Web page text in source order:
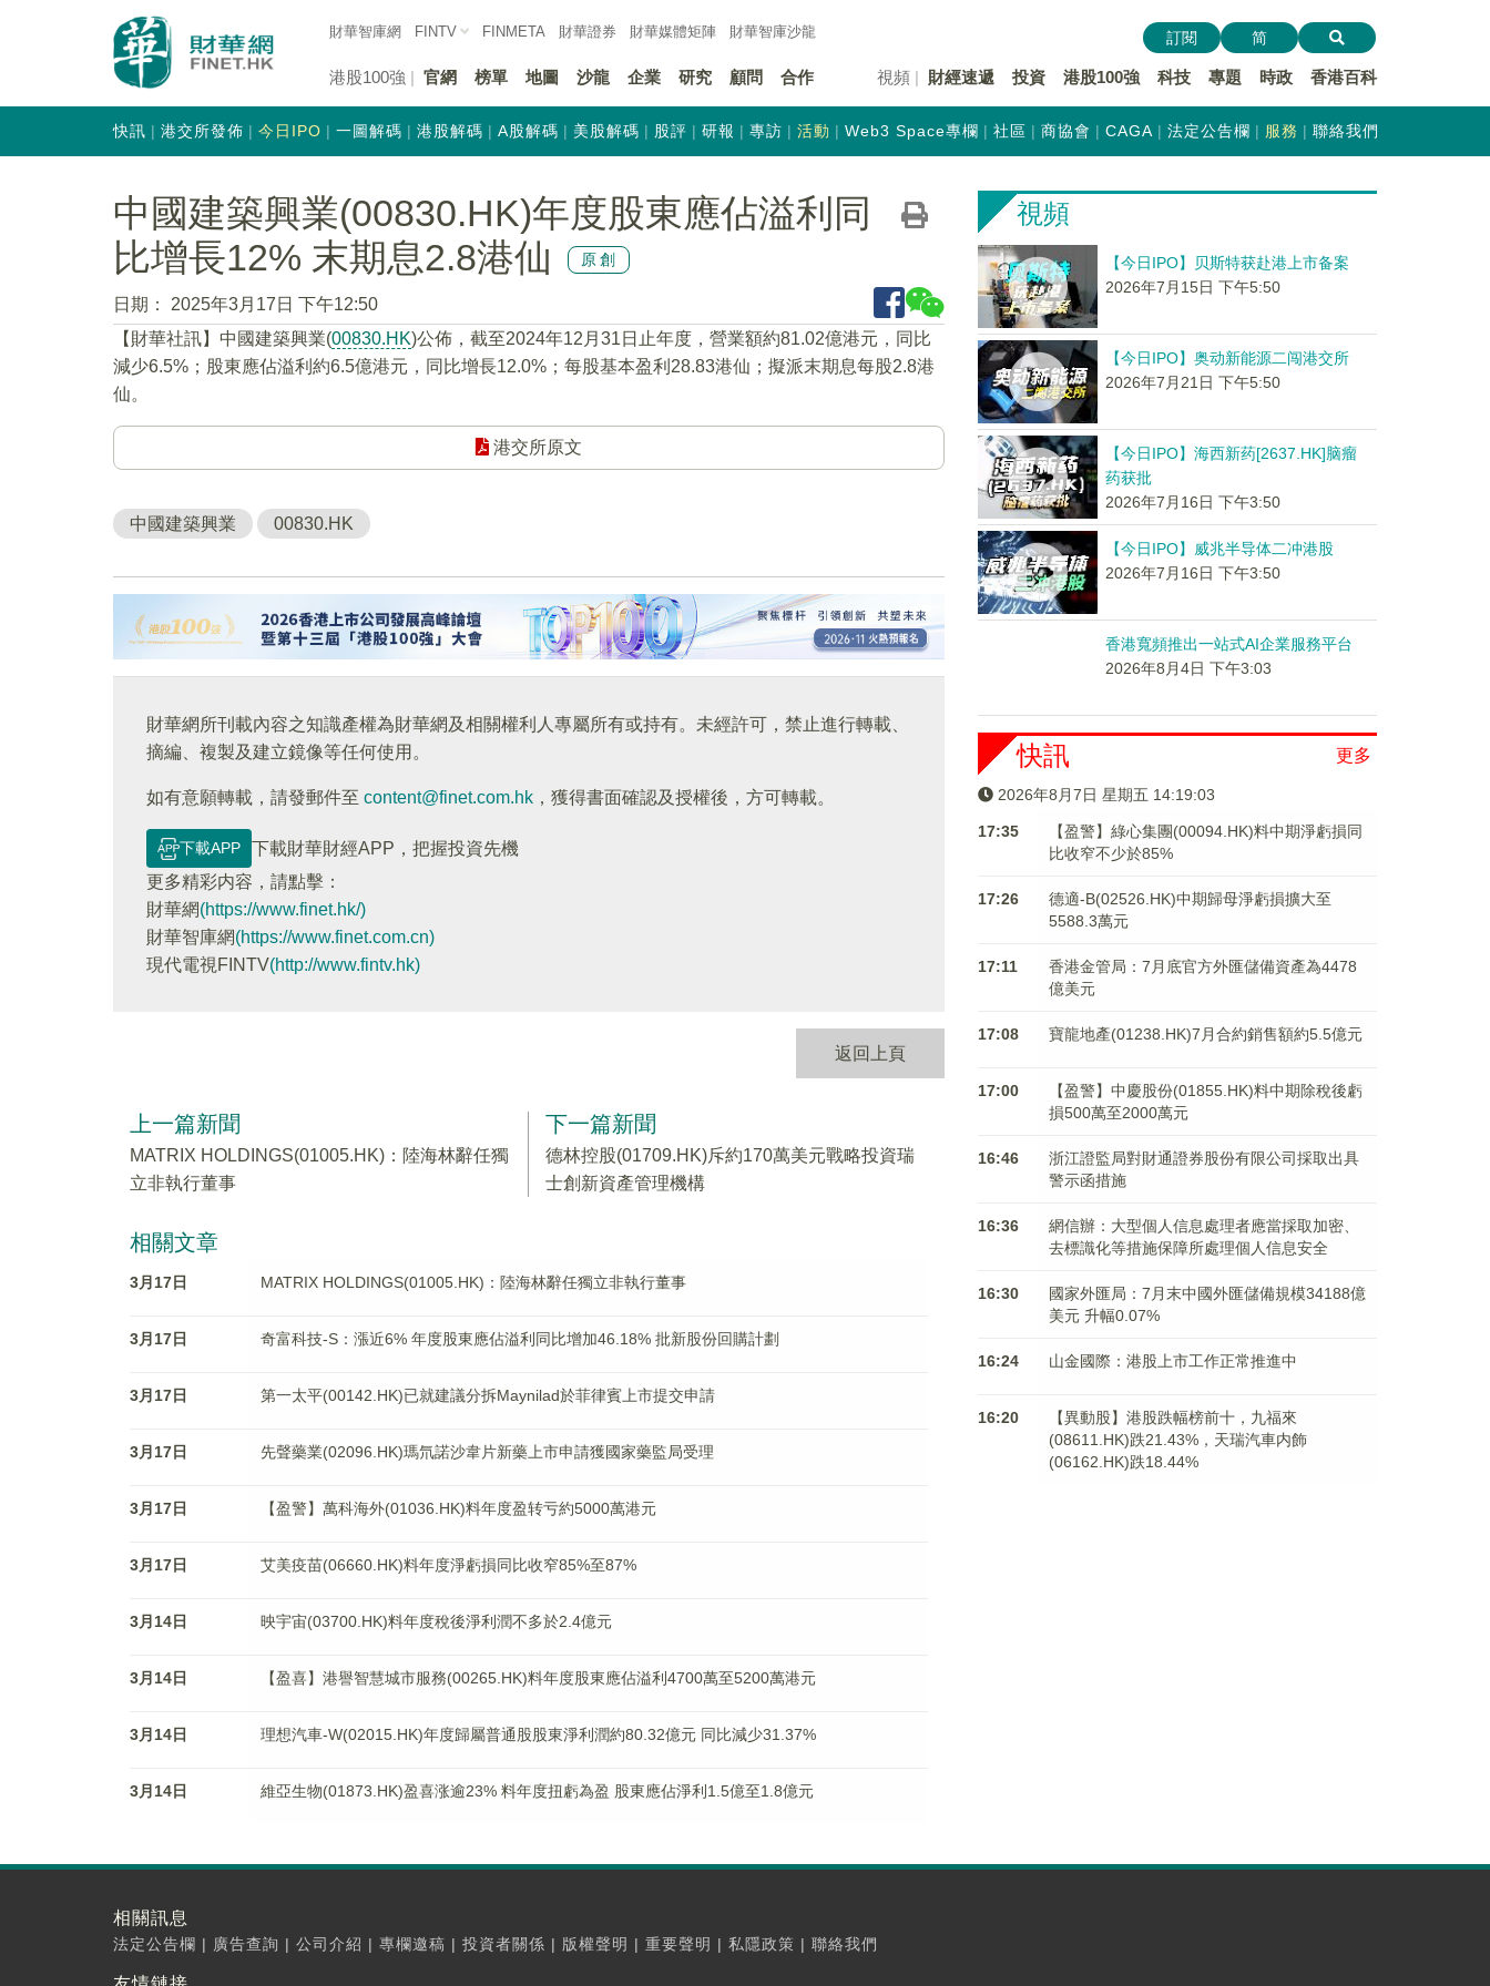
財華智庫網 FINTV FINMETA 財華證券 財華媒體矩陣 財華智庫沙龍
港股100強 官網 榜單 地圖 沙龍 企業 研究 顧問 合作 視頻 財經速遞 投資 港股100強 科技 專題 時政 香港百科
訂閱 简
快訊 港交所發佈 今日IPO 一圖解碼 港股解碼 A股解碼 美股解碼 股評 研報 專訪 活動 Web3 Space專欄 社區 商協會 CAGA 法定公告欄 服務 聯絡我們
中國建築興業(00830.HK)年度股東應佔溢利同
比增長12% 末期息2.8港仙
原創
日期：
2025年3月17日 下午12:50
【財華社訊】中國建築興業(00830.HK)公佈，截至2024年12月31日止年度，營業額約81.02億港元，同比
減少6.5%；股東應佔溢利約6.5億港元，同比增長12.0%；每股基本盈利28.83港仙；擬派末期息每股2.8港
仙。
港交所原文
中國建築興業 00830.HK
財華網所刊載內容之知識產權為財華網及相關權利人專屬所有或持有。未經許可，禁止進行轉載、
摘編、複製及建立鏡像等任何使用。
如有意願轉載，請發郵件至 content@finet.com.hk ，獲得書面確認及授權後，方可轉載。
下載APP
下載財華財經APP，把握投資先機
更多精彩内容，請點擊：
財華網(https://www.finet.hk/)
財華智庫網(https://www.finet.com.cn)
現代電視FINTV(http://www.fintv.hk)
返回上頁
上一篇新聞
MATRIX HOLDINGS(01005.HK)：陸海林辭任獨
立非執行董事
下一篇新聞
德林控股(01709.HK)斥約170萬美元戰略投資瑞
士創新資產管理機構
相關文章
3月17日 MATRIX HOLDINGS(01005.HK)：陸海林辭任獨立非執行董事
3月17日 奇富科技-S：漲近6% 年度股東應佔溢利同比增加46.18% 批新股份回購計劃
3月17日 第一太平(00142.HK)已就建議分拆Maynilad於菲律賓上市提交申請
3月17日 先聲藥業(02096.HK)瑪氘諾沙韋片新藥上市申請獲國家藥監局受理
3月17日 【盈警】萬科海外(01036.HK)料年度盈转亏約5000萬港元
3月17日 艾美疫苗(06660.HK)料年度淨虧損同比收窄85%至87%
3月14日 映宇宙(03700.HK)料年度稅後淨利潤不多於2.4億元
3月14日 【盈喜】港譽智慧城市服務(00265.HK)料年度股東應佔溢利4700萬至5200萬港元
3月14日 理想汽車-W(02015.HK)年度歸屬普通股股東淨利潤約80.32億元 同比減少31.37%
3月14日 維亞生物(01873.HK)盈喜涨逾23% 料年度扭虧為盈 股東應佔淨利1.5億至1.8億元
視頻
【今日IPO】贝斯特获赴港上市备案
2026年7月15日 下午5:50
【今日IPO】奥动新能源二闯港交所
2026年7月21日 下午5:50
【今日IPO】海西新药[2637.HK]脑瘤
药获批
2026年7月16日 下午3:50
【今日IPO】威兆半导体二冲港股
2026年7月16日 下午3:50
香港寬頻推出一站式AI企業服務平台
2026年8月4日 下午3:03
更多
快訊
2026年8月7日 星期五 14:19:03
17:35
【盈警】綠心集團(00094.HK)料中期淨虧損同
比收窄不少於85%
17:26
德適-B(02526.HK)中期歸母淨虧損擴大至
5588.3萬元
17:11
香港金管局：7月底官方外匯儲備資產為4478
億美元
17:08 寶龍地產(01238.HK)7月合約銷售額約5.5億元
17:00
【盈警】中慶股份(01855.HK)料中期除稅後虧
損500萬至2000萬元
16:46
浙江證監局對財通證券股份有限公司採取出具
警示函措施
16:36
網信辦：大型個人信息處理者應當採取加密、
去標識化等措施保障所處理個人信息安全
16:30
國家外匯局：7月末中國外匯儲備規模34188億
美元 升幅0.07%
16:24 山金國際：港股上市工作正常推進中
16:20
【異動股】港股跌幅榜前十，九福來
(08611.HK)跌21.43%，天瑞汽車内飾
(06162.HK)跌18.44%
相關訊息
法定公告欄 | 廣告查詢 | 公司介紹 | 專欄邀稿 | 投資者關係 | 版權聲明 | 重要聲明 | 私隱政策 | 聯絡我們